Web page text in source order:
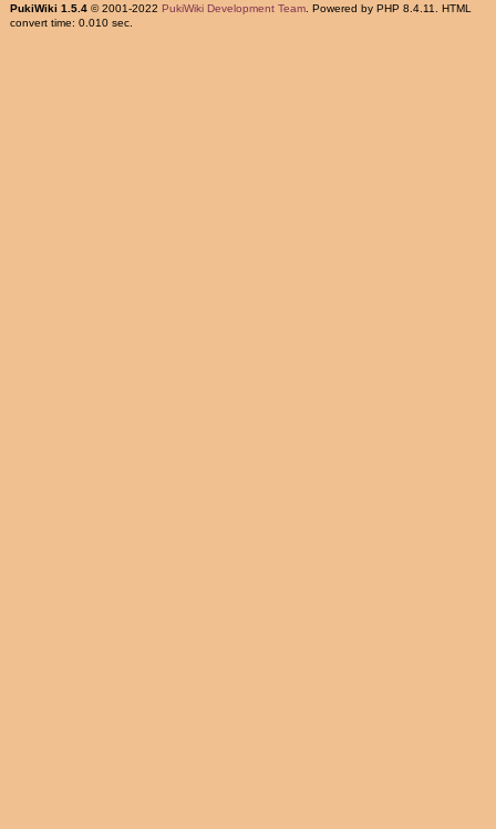
PukiWiki 1.5.4© 2001-2022 PukiWiki Development Team. Powered by PHP 8.4.11. HTML
convert time: 0.010 sec.